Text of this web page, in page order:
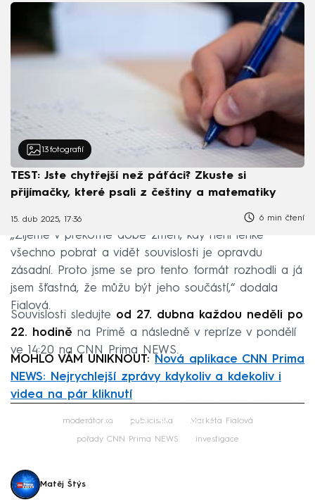
13 fotografií
TEST: Jste chytřejší než páťáci? Zkuste si
přijímačky, které psali z češtiny a matematiky
15. dub 2025, 17:36 6 min čtení
„Žijeme v překotné době změn, kdy není lehké
všechno pobrat a vidět souvislosti je opravdu
zásadní. Proto jsme se pro tento formát rozhodli a já
jsem šťastná, že můžu být jeho součástí,“ dodala
Fialová.
Souvislosti sledujte od 27. dubna každou neděli po
22. hodině na Primě a následně v repríze v pondělí
ve 14:20 na CNN Prima NEWS.
MOHLO VÁM UNIKNOUT:
Nová aplikace CNN Prima
NEWS: Nejrychlejší zprávy kdykoliv a kdekoliv i
videa na pár kliknutí
Failed to fetch
moderátorka publicistika Markéta Fialová
pořady CNN Prima NEWS investigace
Matěj Štýs